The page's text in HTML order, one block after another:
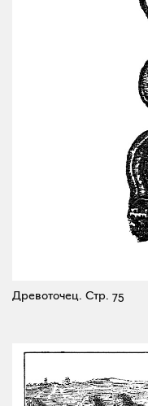
Древоточец. Стр. 75